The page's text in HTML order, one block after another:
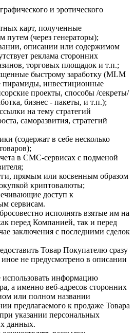
и эротического
карт, полученные
путем (через генераторы);
описании или содержимом
реклама сторонних
торговых площадок и т.п.;
быстрому заработку (MLM
пирамиды, инвестиционные
проекты, способы /секреты/
бизнес - пакеты, и т.п.);
на тему стратегий
саморазвития, стратегий
(содержат в себе несколько
в СМС-сервисах c подменой
прямым или косвенным образом
криптовалюты;
доступ к
сервисам.
исполнять взятые им на
перед Компанией, так и перед
заключения с последними сделок
Товар Покупателю сразу
не предусмотрено в описании
использовать информацию
а именно веб-адресов сторонних
или полном названии
предлагаемого к продаже Товара
указании персональных
данных.